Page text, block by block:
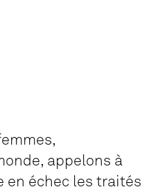
appelons à
en échec les traités